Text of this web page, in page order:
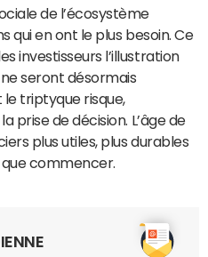
de l’écosystème
qui en ont le plus besoin. Ce
investisseurs l’illustration
seront désormais
le triptyque risque,
prise de décision. L’âge de
plus utiles, plus durables
commencer.